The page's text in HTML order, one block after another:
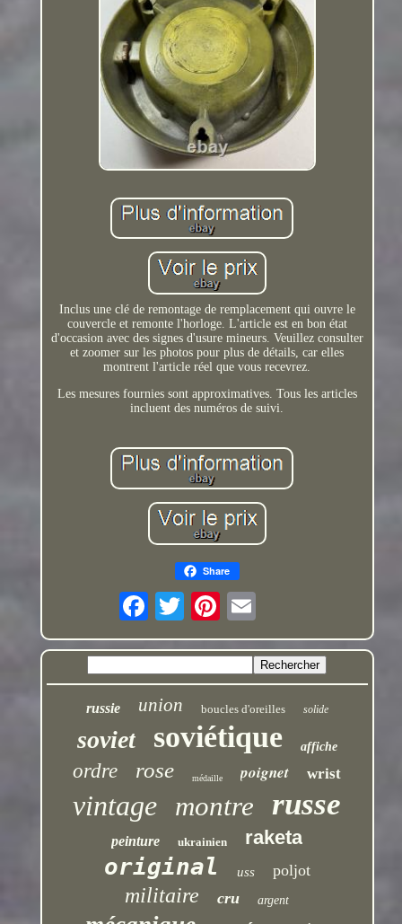
Inclus une clé de remontage de remplacement qui ouvre le
couvercle et remonte l'horloge. L'article est en bon état
d'occasion avec des signes d'usure mineurs. Veuillez consulter
et zoomer sur les photos pour plus de détails, car elles
montrent l'article réel que vous recevrez.
Les mesures fournies sont approximatives. Tous les articles
incluent des numéros de suivi.
Share
russie union boucles d'oreilles solide
soviet soviétique affiche
ordre rose médaille poignet wrist
vintage montre russe
peinture ukrainien raketa
original uss poljot
militaire cru argent